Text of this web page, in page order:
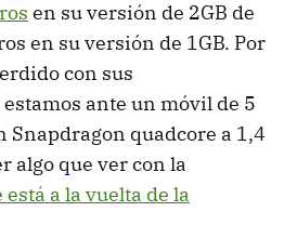
en su versión de 2GB de
en su versión de 1GB. Por
con sus
ante un móvil de 5
Snapdragon quadcore a 1,4
algo que ver con la
a la vuelta de la